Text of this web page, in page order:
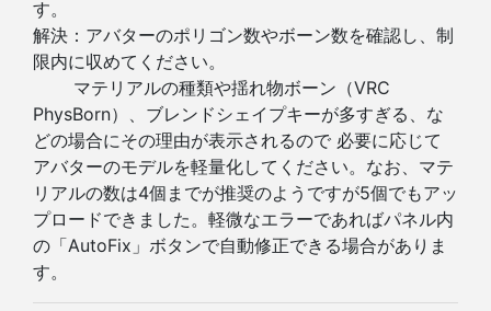
す。
解決：アバターのポリゴン数やボーン数を確認し、制
限内に収めてください。
マテリアルの種類や揺れ物ボーン（VRC
PhysBorn）、ブレンドシェイプキーが多すぎる、な
どの場合にその理由が表示されるので 必要に応じて
アバターのモデルを軽量化してください。なお、マテ
リアルの数は4個までが推奨のようですが5個でもアッ
プロードできました。軽微なエラーであればパネル内
の「AutoFix」ボタンで自動修正できる場合がありま
す。